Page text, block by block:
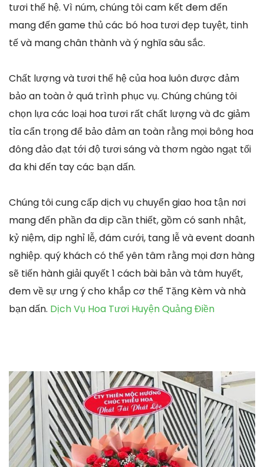
tươi thế hệ. Vì núm, chúng tôi cam kết đem đến
mang đến game thủ các bó hoa tươi đẹp tuyệt, tinh
tế và mang chân thành và ý nghĩa sâu sắc.
Chất lượng và tươi thế hệ của hoa luôn được đảm
bảo an toàn ở quá trình phục vụ. Chúng chúng tôi
chọn lựa các loại hoa tươi rất chất lượng và đc giảm
tỉa cẩn trọng để bảo đảm an toàn rằng mọi bông hoa
đông đảo đạt tới độ tươi sáng và thơm ngào ngạt tối
đa khi đến tay các bạn dấn.
Chúng tôi cung cấp dịch vụ chuyển giao hoa tận nơi
mang đến phần đa dịp cần thiết, gồm có sanh nhật,
kỷ niệm, dịp nghỉ lễ, đám cưới, tang lễ và event doanh
nghiệp. quý khách có thể yên tâm rằng mọi đơn hàng
sẽ tiến hành giải quyết 1 cách bài bản và tâm huyết,
đem về sự ưng ý cho khắp cơ thể Tặng Kèm và nhà
bạn dấn. Dịch Vụ Hoa Tươi Huyện Quảng Điền